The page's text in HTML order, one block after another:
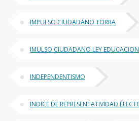
IMPULSO CIUDADANO TORRA
IMULSO CIUDADANO LEY EDUCACION
INDEPENDENTISMO
INDICE DE REPRESENTATIVIDAD